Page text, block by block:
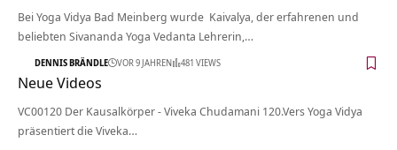
Bei Yoga Vidya Bad Meinberg wurde Kaivalya, der erfahrenen und
beliebten Sivananda Yoga Vedanta Lehrerin,…
DENNIS BRÄNDLE VOR 9 JAHREN 481 VIEWS
Neue Videos
VC00120 Der Kausalkörper - Viveka Chudamani 120.Vers Yoga Vidya
präsentiert die Viveka…